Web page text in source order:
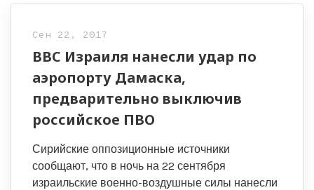
Сен 22, 2017
ВВС Израиля нанесли удар по
аэропорту Дамаска,
предварительно выключив
российское ПВО
Сирийские оппозиционные источники
сообщают, что в ночь на 22 сентября
израильские военно-воздушные силы нанесли